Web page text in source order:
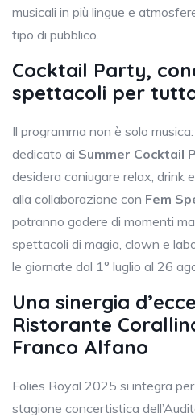
musicali in più lingue e
tipo di pubblico.
Cocktail Party,
spettacoli per
Il programma non è solo
dedicato ai Summer Cocktail
desidera coniugare relax, drink
alla collaborazione con Fem
potranno godere di momenti
spettacoli di magia, clown e
le giornate dal 1° luglio al 26
Una sinergia
Ristorante
Franco Alfano
Folies Royal 2025 si integra
stagione concertistica